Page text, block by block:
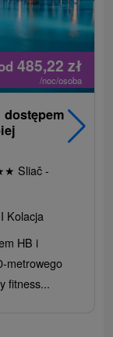
485,22zł
/noc/osoba
★ Sliač -
Kolacja
HB i
metrowego
fitness...